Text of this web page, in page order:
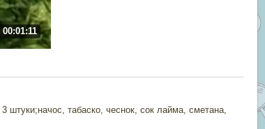
00:01:11
табаско, чеснок, сок лайма, сметана,